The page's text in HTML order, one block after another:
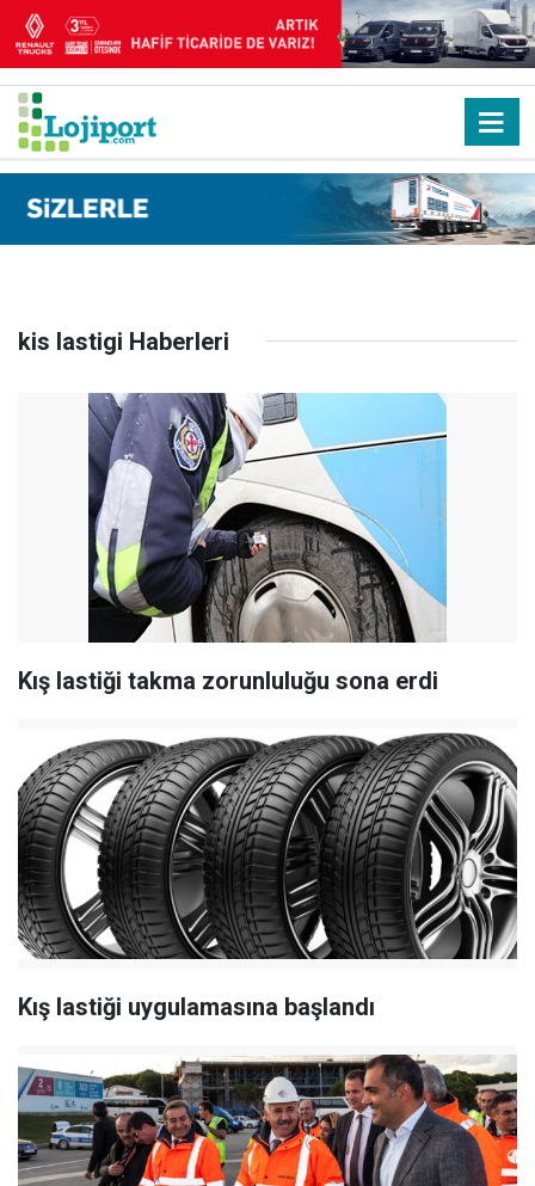
kis lastigi Haberleri
Kış lastiği takma zorunluluğu sona erdi
Kış lastiği uygulamasına başlandı